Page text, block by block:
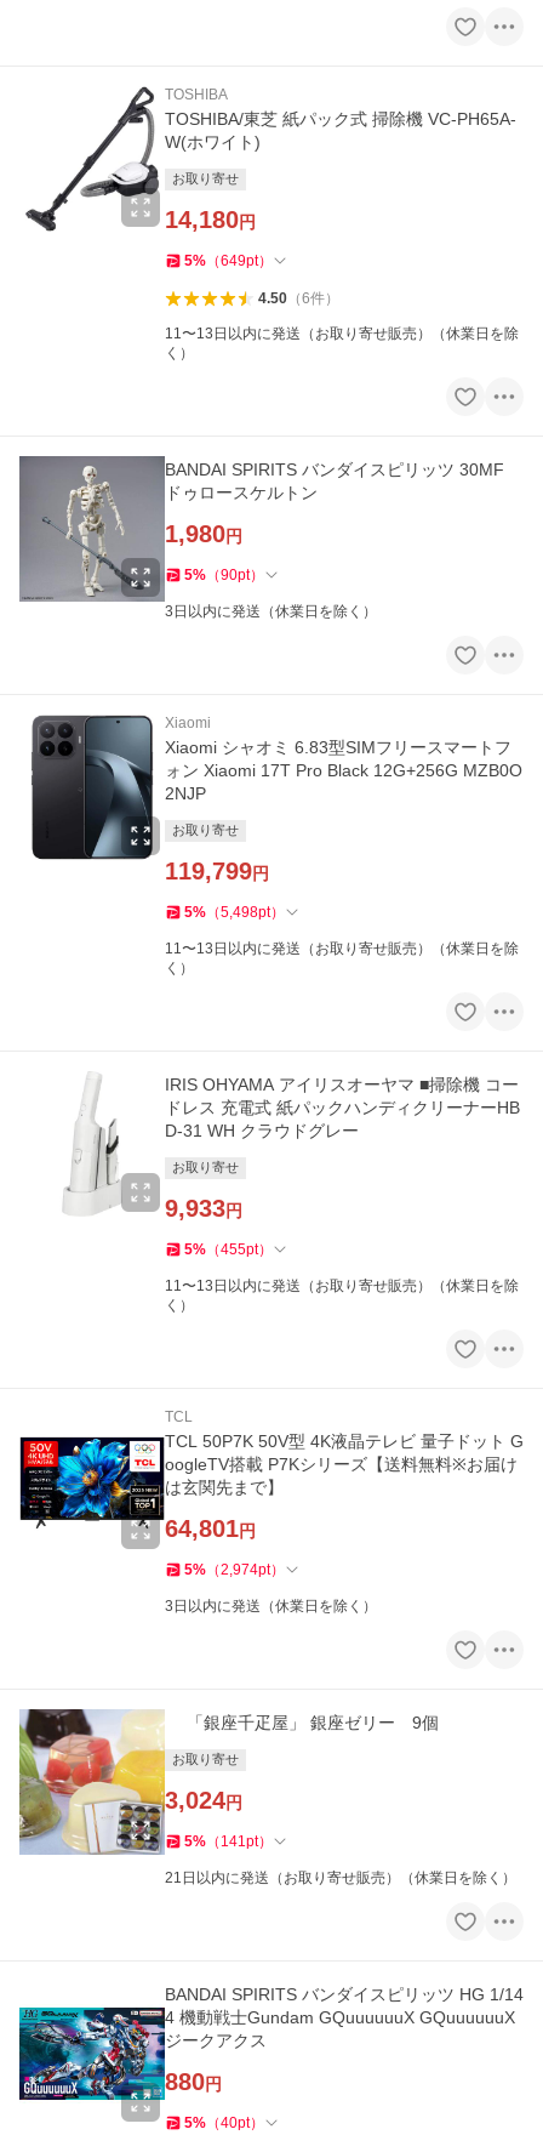
TOSHIBA
TOSHIBA/東芝 紙パック式 掃除機 VC-PH65A-
W(ホワイト)
お取り寄せ
14,180円
5% （649pt）
4.50（6件）
11〜13日以内に発送（お取り寄せ販売）（休業日を除
く）
BANDAI SPIRITS バンダイスピリッツ 30MF
ドゥロースケルトン
1,980円
5% （90pt）
3日以内に発送（休業日を除く）
Xiaomi
Xiaomi シャオミ 6.83型SIMフリースマートフ
ォン Xiaomi 17T Pro Black 12G+256G MZB0O
2NJP
お取り寄せ
119,799円
5% （5,498pt）
11〜13日以内に発送（お取り寄せ販売）（休業日を除
く）
IRIS OHYAMA アイリスオーヤマ ■掃除機 コー
ドレス 充電式 紙パックハンディクリーナーHB
D-31 WH クラウドグレー
お取り寄せ
9,933円
5% （455pt）
11〜13日以内に発送（お取り寄せ販売）（休業日を除
く）
TCL
TCL 50P7K 50V型 4K液晶テレビ 量子ドット G
oogleTV搭載 P7Kシリーズ【送料無料※お届け
は玄関先まで】
64,801円
5% （2,974pt）
3日以内に発送（休業日を除く）
「銀座千疋屋」 銀座ゼリー 9個
お取り寄せ
3,024円
5% （ 141pt）
21日以内に発送（お取り寄せ販売）（休業日を除く）
BANDAI SPIRITS バンダイスピリッツ HG 1/14
4 機動戦士Gundam GQuuuuuuX GQuuuuuuX
ジークアクス
880円
5% （40pt）